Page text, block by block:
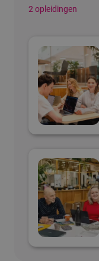
2 opleidingen